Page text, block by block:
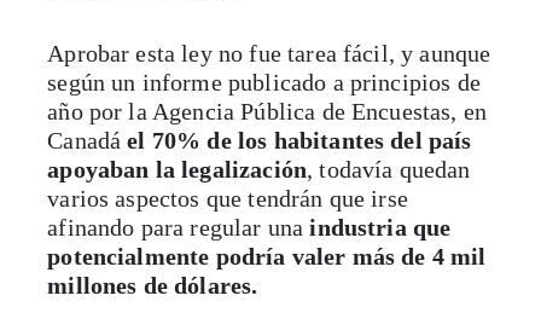
Aprobar esta ley no fue tarea fácil, y aunque
según un informe publicado a principios de
año por la Agencia Pública de Encuestas, en
Canadáel 70% de los habitantes del país
apoyaban la legalización, todavía quedan
varios aspectos que tendrán que irse
afinando para regular una industria que
potencialmente podría valer más de 4 mil
millones de dólares.